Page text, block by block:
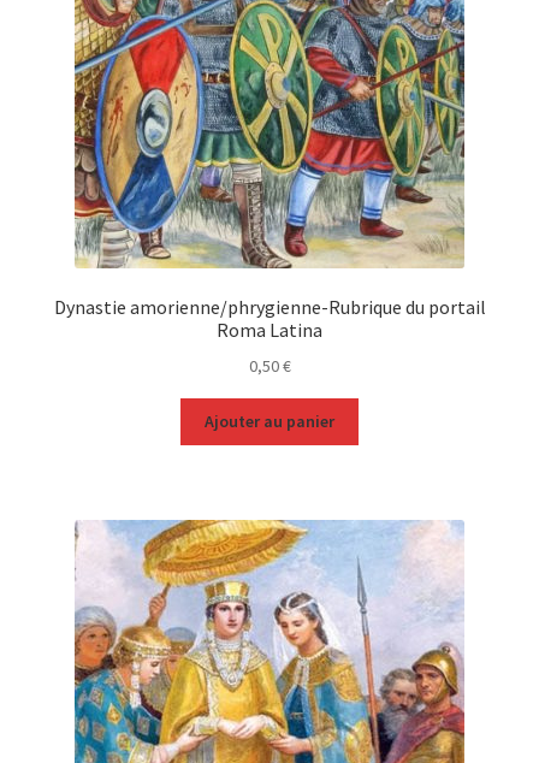
Dynastie amorienne/phrygienne-Rubrique du portail
Roma Latina
0,50€
Ajouter au panier